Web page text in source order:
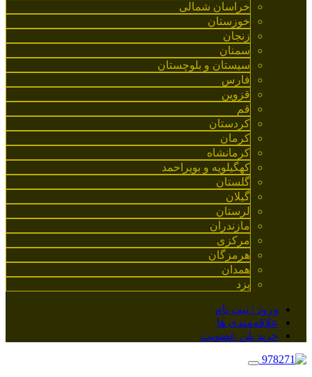
خراسان شمالی
خوزستان
زنجان
سمنان
سیستان و بلوچستان
فارس
قزوین
قم
کردستان
کرمان
کرمانشاه
کهگیلویه و بویراحمد
گلستان
گیلان
لرستان
مازندران
مرکزی
هرمزگان
همدان
یزد
ورود / ثبت نام
علاقه‌مندی ها
خرید پلن عضویت